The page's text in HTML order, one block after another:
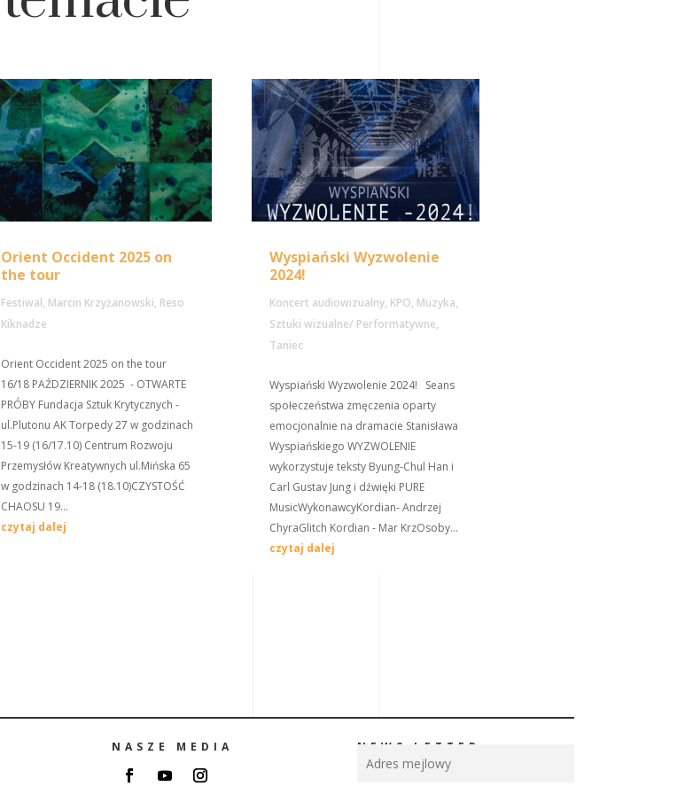
Orient Occident 2025 on
the tour
Festiwal, Marcin Krzyżanowski, Reso
Kiknadze
Orient Occident 2025 on the tour
16/18 PAŹDZIERNIK 2025 - OTWARTE
PRÓBY Fundacja Sztuk Krytycznych -
ul.Plutonu AK Torpedy 27 w godzinach
15-19 (16/17.10) Centrum Rozwoju
Przemysłów Kreatywnych ul.Mińska 65
w godzinach 14-18 (18.10)CZYSTOŚĆ
CHAOSU 19...
czytaj dalej
Wyspiański Wyzwolenie
2024!
Koncert audiowizualny, KPO, Muzyka,
Sztuki wizualne/ Performatywne,
Taniec
Wyspiański Wyzwolenie 2024! Seans
społeczeństwa zmęczenia oparty
emocjonalnie na dramacie Stanisława
Wyspiańskiego WYZWOLENIE
wykorzystuje teksty Byung-Chul Han i
Carl Gustav Jung i dźwięki PURE
MusicWykonawcyKordian- Andrzej
ChyraGlitch Kordian - Mar KrzOsoby...
czytaj dalej
NASZE MEDIA NEWS LETTER